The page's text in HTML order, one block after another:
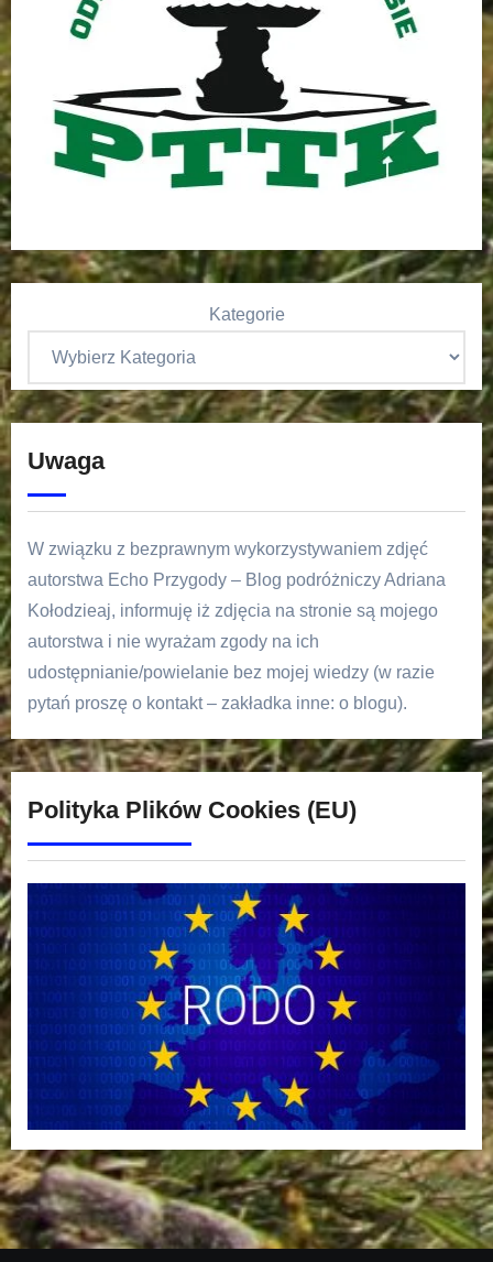
Kategorie
Uwaga
W związku z bezprawnym wykorzystywaniem zdjęć
autorstwa Echo Przygody – Blog podróżniczy Adriana
Kołodzieaj, informuję iż zdjęcia na stronie są mojego
autorstwa i nie wyrażam zgody na ich
udostępnianie/powielanie bez mojej wiedzy (w razie
pytań proszę o kontakt – zakładka inne: o blogu).
Polityka Plików Cookies (EU)